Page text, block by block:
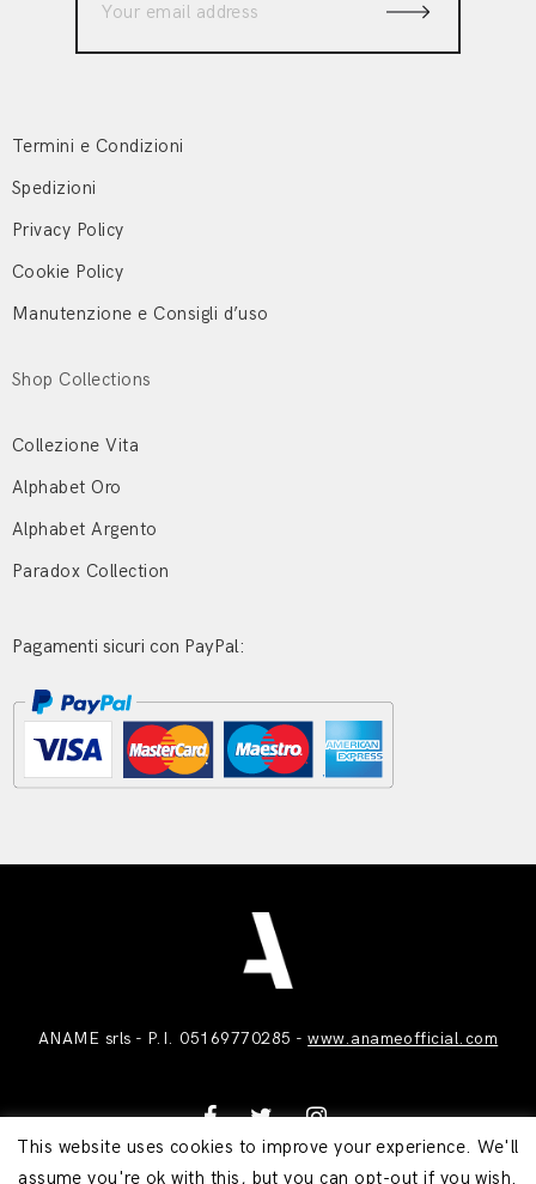
Termini e Condizioni
Spedizioni
Privacy Policy
Cookie Policy
Manutenzione e Consigli d’uso
Shop Collections
Collezione Vita
Alphabet Oro
Alphabet Argento
Paradox Collection
Pagamenti sicuri con PayPal:
ANAME srls - P.I. 05169770285 -www.anameofficial.com
This website uses cookies to improve your experience. We'll
assume you're ok with this, but you can opt-out if you wish.